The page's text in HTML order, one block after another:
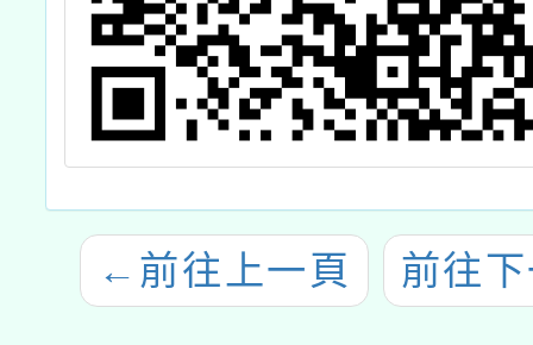
← 前往上一頁 前往